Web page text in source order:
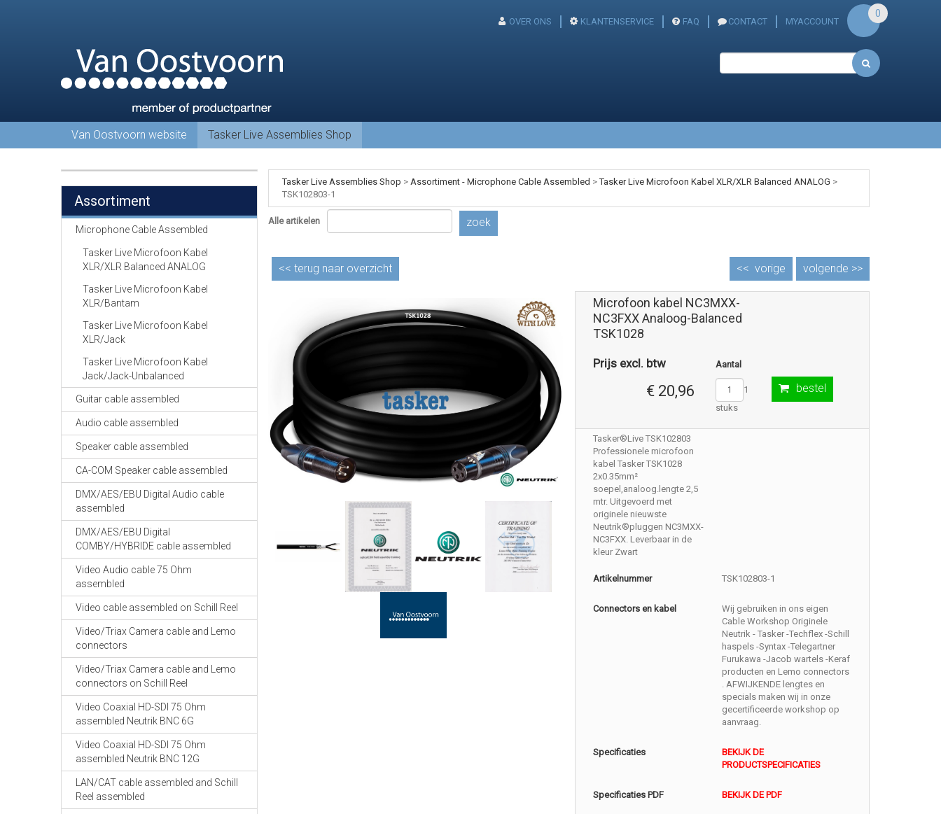
OVER ONS KLANTENSERVICE FAQ CONTACT MYACCOUNT
0
Van Oostvoorn website Tasker Live Assemblies Shop
Assortiment
Microphone Cable Assembled
Tasker Live Microfoon Kabel
XLR/XLR Balanced ANALOG
Tasker Live Microfoon Kabel
XLR/Bantam
Tasker Live Microfoon Kabel
XLR/Jack
Tasker Live Microfoon Kabel
Jack/Jack-Unbalanced
Guitar cable assembled
Audio cable assembled
Speaker cable assembled
CA-COM Speaker cable assembled
DMX/AES/EBU Digital Audio cable
assembled
DMX/AES/EBU Digital
COMBY/HYBRIDE cable assembled
Video Audio cable 75 Ohm
assembled
Video cable assembled on Schill Reel
Video/Triax Camera cable and Lemo
connectors
Video/Triax Camera cable and Lemo
connectors on Schill Reel
Video Coaxial HD-SDI 75 Ohm
assembled Neutrik BNC 6G
Video Coaxial HD-SDI 75 Ohm
assembled Neutrik BNC 12G
LAN/CAT cable assembled and Schill
Reel assembled
Tasker Live Assemblies Shop > Assortiment - Microphone Cable Assembled >Tasker Live Microfoon Kabel XLR/XLR Balanced ANALOG >
TSK102803-1
Alle artikelen zoek
<< terug naar overzicht volgende >>
<< vorige
Microfoon kabel NC3MXX-
NC3FXX Analoog-Balanced
TSK1028
Prijs excl. btw
€ 20,96
Aantal
1
stuks
bestel
Tasker®Live TSK102803
Professionele microfoon
kabel Tasker TSK1028
2x0.35mm²
soepel,analoog.lengte 2,5
mtr. Uitgevoerd met
originele nieuwste
Neutrik®pluggen NC3MXX-
NC3FXX. Leverbaar in de
kleur Zwart
Artikelnummer TSK102803-1
Connectors en kabel
Wij gebruiken in ons eigen
Cable Workshop Originele
Neutrik - Tasker -Techflex -Schill
haspels -Syntax -Telegartner
Furukawa -Jacob wartels -Keraf
producten en Lemo connectors
. AFWIJKENDE lengtes en
specials maken wij in onze
gecertificeerde workshop op
aanvraag.
Specificaties
BEKIJK DE
PRODUCTSPECIFICATIES
Specificaties PDF BEKIJK DE PDF